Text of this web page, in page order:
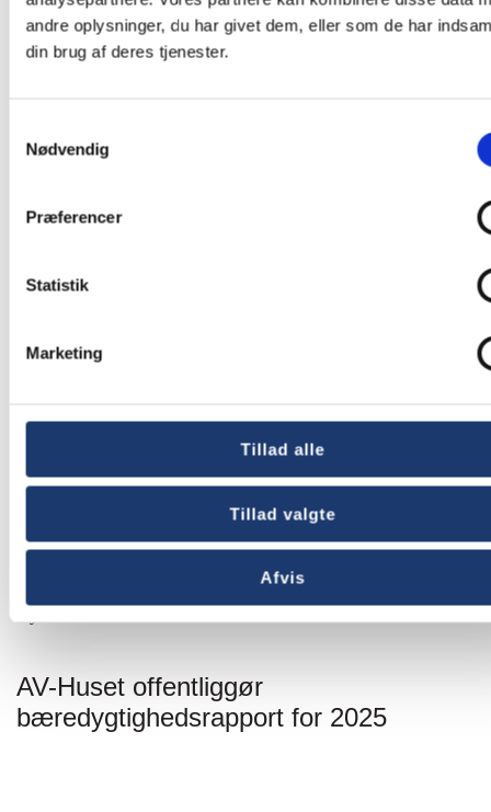
andre oplysninger, du har givet dem, eller som de har
din brug af deres tjenester.
Nødvendig
Præferencer
Statistik
Marketing
Tillad alle
Tillad valgte
Afvis
Andre nyheder
AV-Huset offentliggør
bæredygtighedsrapport for 2025